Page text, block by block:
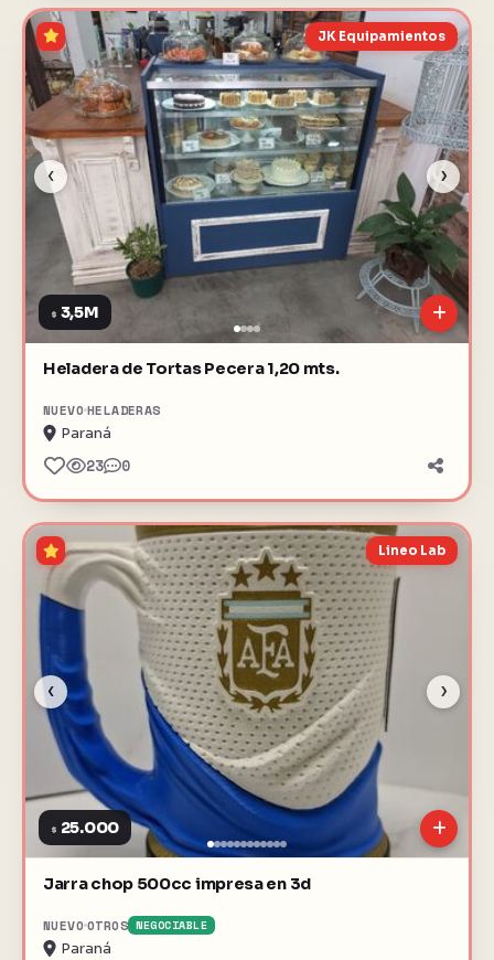
‹ ›
JK Equipamientos
$ 3,5M
Heladera de Tortas Pecera 1,20 mts.
NUEVO HELADERAS
Paraná
23 0
‹ ›
Lineo Lab
$ 25.000
Jarra chop 500cc impresa en 3d
NUEVO OTROS NEGOCIABLE
Paraná